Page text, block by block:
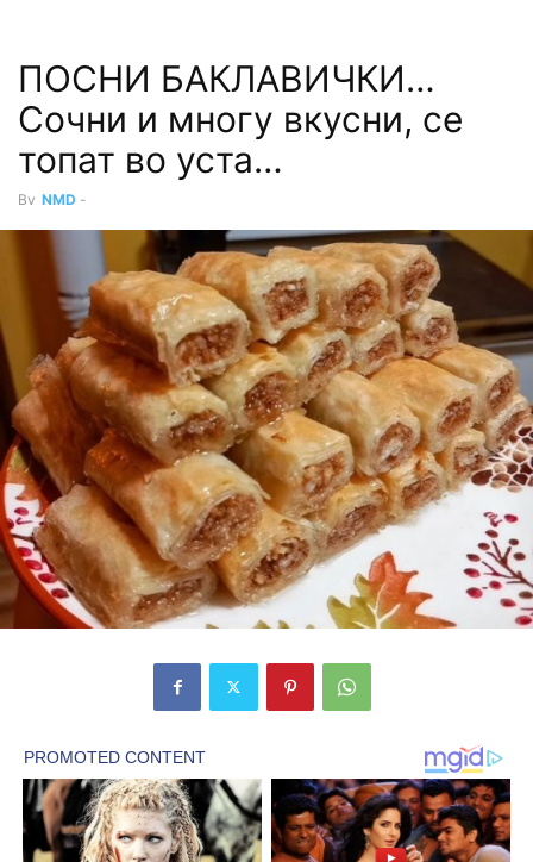
ПОСНИ БАКЛАВИЧКИ…
Сочни и многу вкусни, се
топат во уста…
By NMD -